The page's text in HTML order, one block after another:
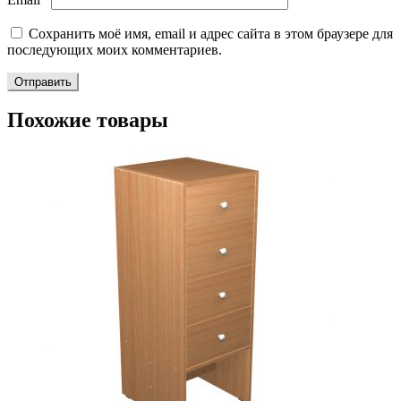
Сохранить моё имя, email и адрес сайта в этом браузере для
последующих моих комментариев.
Похожие товары